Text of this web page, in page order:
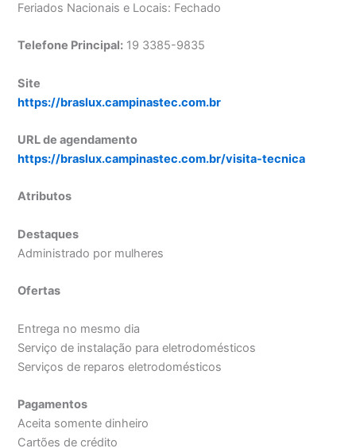
Feriados Nacionais e Locais: Fechado
Telefone Principal: 19 3385-9835
Site
https://braslux.campinastec.com.br
URL de agendamento
https://braslux.campinastec.com.br/visita-tecnica
Atributos
Destaques
Administrado por mulheres
Ofertas
Entrega no mesmo dia
Serviço de instalação para eletrodomésticos
Serviços de reparos eletrodomésticos
Pagamentos
Aceita somente dinheiro
Cartões de crédito